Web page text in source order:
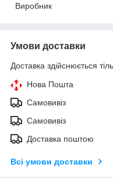
Виробник
Умови доставки
Доставка здійснюється
Нова Пошта
Самовивіз
Самовивіз
Доставка поштою
Всі умови доставки